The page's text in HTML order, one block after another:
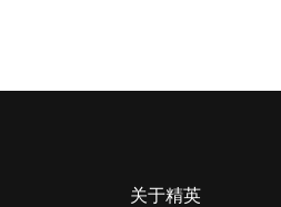
关于精英